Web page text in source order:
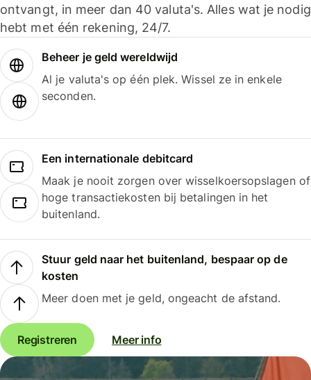
ontvangt, in meer dan 40 valuta's. Alles wat je nodig
hebt met één rekening, 24/7.
Beheer je geld wereldwijd
Al je valuta's op één plek. Wissel ze in enkele
seconden.
Een internationale debitcard
Maak je nooit zorgen over wisselkoersopslagen of
hoge transactiekosten bij betalingen in het
buitenland.
Stuur geld naar het buitenland, bespaar op de
kosten
Meer doen met je geld, ongeacht de afstand.
Registreren Meer info